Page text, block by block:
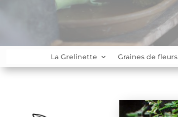
La Grelinette Graines de fleurs